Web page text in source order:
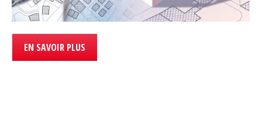
EN SAVOIR PLUS